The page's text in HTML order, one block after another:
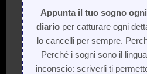
Appunta il tuo sogno
diarioper catturare ogni
lo cancelli per sempre.
Perché i sogni sono il
inconscio: scriverli ti